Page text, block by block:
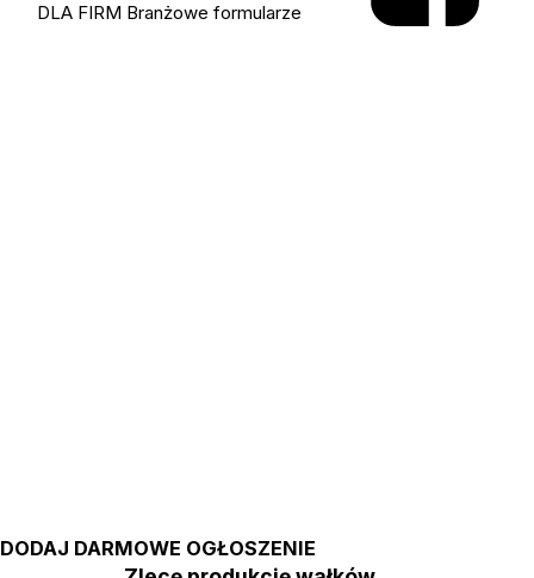
DODAJ DARMOWE OGŁOSZENIE
DLA FIRM Branżowe formularze